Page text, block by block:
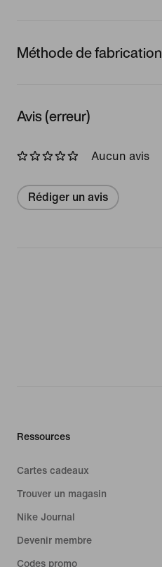
Méthode de fabrication
Avis (erreur)
Aucun avis
Rédiger un avis
Ressources
Cartes cadeaux
Trouver un magasin
Nike Journal
Devenir membre
Codes promo